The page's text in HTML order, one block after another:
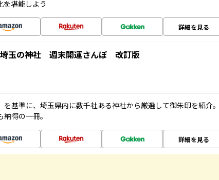
を堪能しよう
詳細を見る
玉の神社 週末開運さんぽ 改訂版
を基準に、埼玉県内に数千社ある神社から厳選して御朱印を紹介。
得の一冊。
詳細を見る